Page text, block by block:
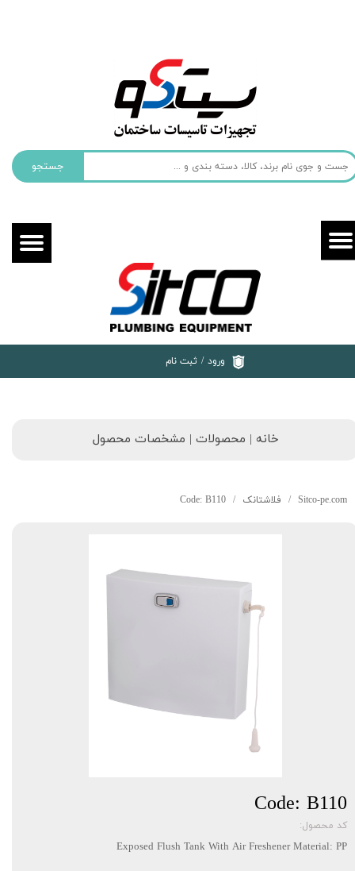
جستجو
ورود / ثبت نام
خروج از حساب کاربری
خانه | محصولات | مشخصات محصول
Sitco-pe.com فلاشتانک Code: B110
Code: B110
کد محصول:
Exposed Flush Tank With Air Freshener Material: PP